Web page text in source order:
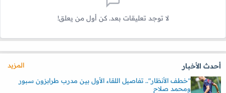
لا توجد تعليقات بعد. كن أول من يعلق!
أحدث الأخبار
المزيد
"خطف الأنظار".. تفاصيل اللقاء الأول بين مدرب طرابزون سبور
ومحمد صلاح